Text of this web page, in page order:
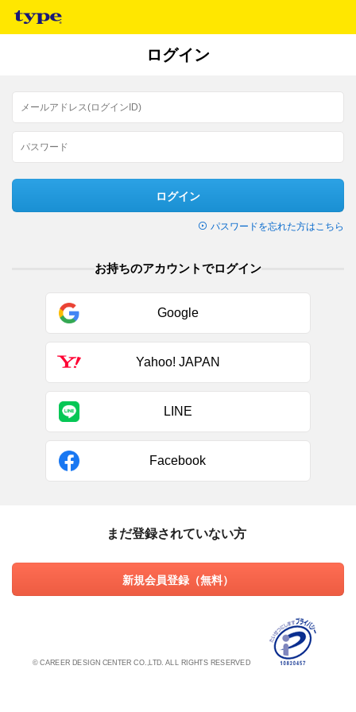
ログイン
ログイン
パスワードを忘れた方はこちら
お持ちのアカウントでログイン
Google
Yahoo! JAPAN
LINE
Facebook
まだ登録されていない方
新規会員登録（無料）
© CAREER DESIGN CENTER CO.,LTD. ALL RIGHTS RESERVED